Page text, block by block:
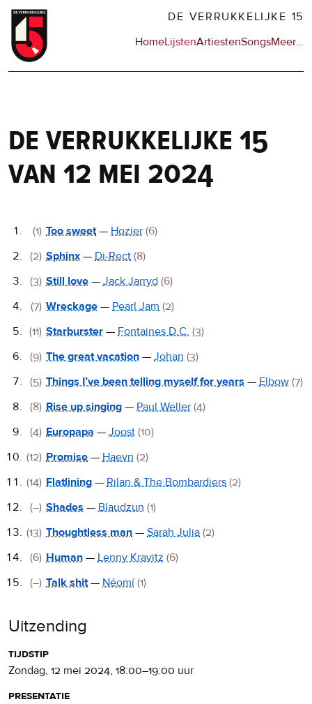
Overslaan
naar
DE VERRUKKELIJKE 15
Hoofdnavigatie
HomeLijstenArtiestenSongsMeerop
…
de verrukkelijke 15
van 12 mei 2024
De
Verrukkelijke
15
(1) Too sweet— Hozier (6)
(2) Sphinx — Di-Rect (8)
(3) Still love — Jack Jarryd (6)
(7) Wreckage — Pearl Jam (2)
(11) Starburster — Fontaines D.C. (3)
(9) The great vacation — Johan (3)
(5) Things I’ve been telling myself for years — Elbow (7)
(8) Rise up singing — Paul Weller (4)
(4) Europapa — Joost (10)
(12) Promise — Haevn (2)
(14) Flatlining — Rilan & The Bombardiers (2)
(–) Shades — Blaudzun (1)
(13) Thoughtless man — Sarah Julia (2)
(6) Human — Lenny Kravitz (6)
(–) Talk shit— Néomí (1)
Uitzending
tijdstip
zondag, 12 mei 2024, 18:00–19:00 uur
presentatie